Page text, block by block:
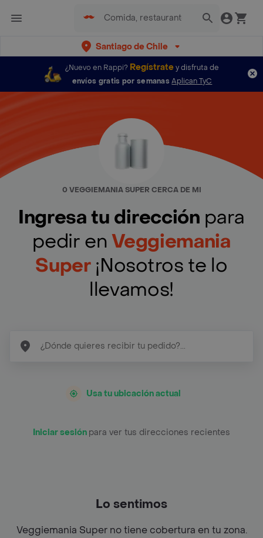
Santiago de Chile
¿Nuevo en Rappi? Regístratey disfruta de
envíos gratis por semanas Aplican TyC
0 VEGGIEMANIA SUPER CERCA DE MI
Ingresa tu dirección para
pedir enVeggiemania
Super ¡Nosotros te lo
llevamos!
Usa tu ubicación actual
Iniciar sesión para ver tus direcciones recientes
Lo sentimos
Veggiemania Super no tiene cobertura en tu zona.